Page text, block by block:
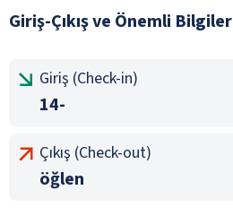
Giriş-Çıkış ve Önemli Bilgiler
Giriş (Check-in)
14-
Çıkış (Check-out)
öğlen